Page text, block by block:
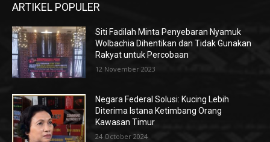
ARTIKEL POPULER
Siti Fadilah Minta Penyebaran Nyamuk
Wolbachia Dihentikan dan Tidak Gunakan
Rakyat untuk Percobaan
12 November 2023
Negara Federal Solusi: Kucing Lebih
Diterima Istana Ketimbang Orang
Kawasan Timur
24 October 2024